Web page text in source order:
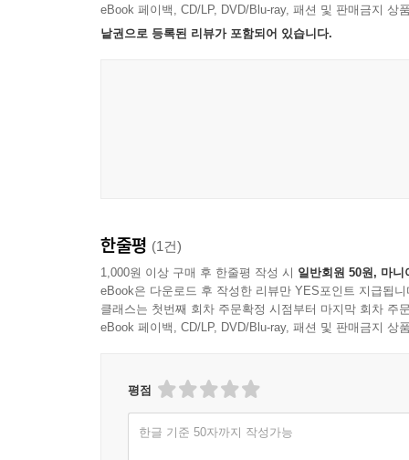
『국제주의 전통 자료집 Ⅱ-2. 자본주의와 그 경
쉽게 설명한다. 또, 시장과 자본주의를 대체할 대
『국제주의 전통 자료집 Ⅴ-1. 제국주의와 전쟁,
미국과 유럽에 대한 분석을 담고 있다.
『국제주의 전통 자료집 Ⅴ-2. 제국주의와 전쟁,
『국제주의 전통 자료집 Ⅴ-3. 제국주의와 전쟁,
중남미, 동남아시아와 남아시아에 대한 분석을
있다. 『국제주의 전통 자료집 Ⅴ-4. 제국주의와
eBook 페이백, CD/LP, DVD/Blu-ray, 패션 및 판매금지 상
낱권으로 등록된 리뷰가 포함되어 있습니다.
한줄평 (1건)
1,000원 이상 구매 후 한줄평 작성 시 일반회원 50원, 마니
eBook은 다운로드 후 작성한 리뷰만 YES포인트 지급됩니
클래스는 첫번째 회차 주문확정 시점부터 마지막 회차 주
eBook 페이백, CD/LP, DVD/Blu-ray, 패션 및 판매금지 상
평점
한글 기준 50자까지 작성가능